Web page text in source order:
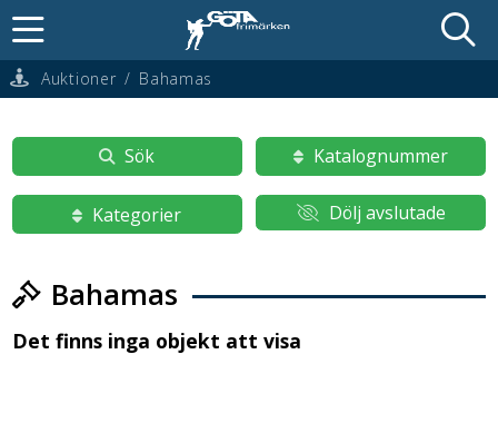
Auktioner / Bahamas
Sök Katalognummer
Kategorier Dölj avslutade
Bahamas
Det finns inga objekt att visa